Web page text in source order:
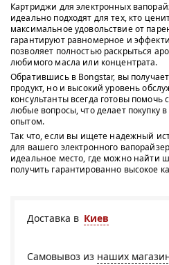
Картриджи для электронных
идеально подходят для тех, кто
максимальное удовольствие от
гарантируют равномерное и
позволяет полностью раскрыться
любимого масла или концентрата.
Обратившись в Bongstar, вы
продукт, но и высокий уровень
консультанты всегда готовы помочь
любые вопросы, что делает покупку
опытом.
Так что, если вы ищете надежный
для вашего электронного
идеальное место, где можно найти
получить гарантированно высокое
Доставка в Киев
Самовывоз из наших